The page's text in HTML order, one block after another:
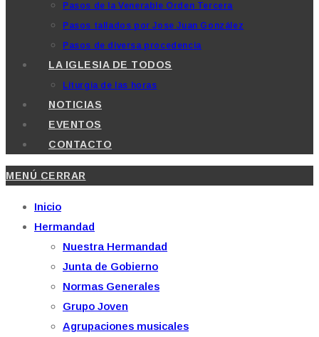
Pasos de la Venerable Orden Tercera
Pasos tallados por Jose Juan González
Pasos de diversa procedencia
LA IGLESIA DE TODOS
Liturgia de las horas
NOTICIAS
EVENTOS
CONTACTO
MENÚ CERRAR
Inicio
Hermandad
Nuestra Hermandad
Junta de Gobierno
Normas Generales
Grupo Joven
Agrupaciones musicales